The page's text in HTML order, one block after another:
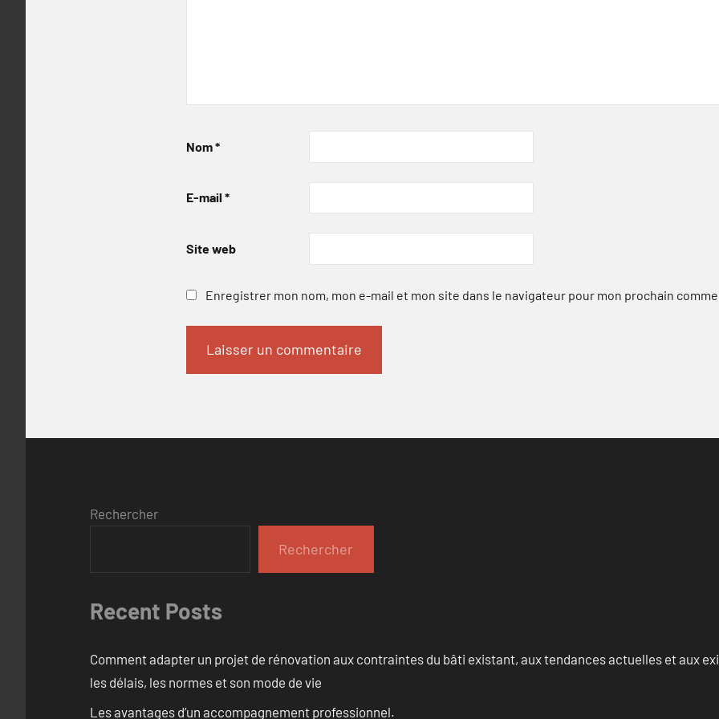
Nom*
E-mail *
Site web
Enregistrer mon nom, mon e-mail et mon site dans le navigateur pour mon prochain
Rechercher
Rechercher
Recent Posts
Comment adapter un projet de rénovation aux contraintes du bâti existant, aux tendances actuelles et aux
les délais, les normes et son mode de vie
Les avantages d’un accompagnement professionnel.